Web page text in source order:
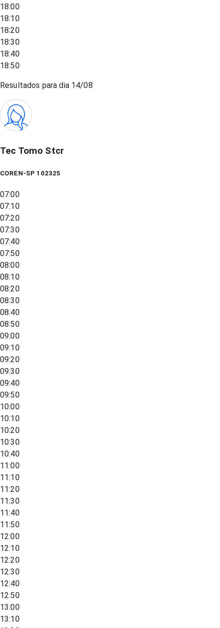
18:00
18:10
18:20
18:30
18:40
18:50
Resultados para dia 14/08
Tec Tomo Stcr
COREN-SP 102325
07:00
07:10
07:20
07:30
07:40
07:50
08:00
08:10
08:20
08:30
08:40
08:50
09:00
09:10
09:20
09:30
09:40
09:50
10:00
10:10
10:20
10:30
10:40
11:00
11:10
11:20
11:30
11:40
11:50
12:00
12:10
12:20
12:30
12:40
12:50
13:00
13:10